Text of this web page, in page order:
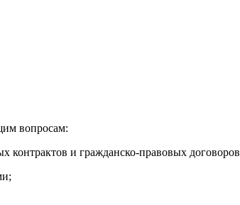
вопросам:
контрактов и гражданско-правовых